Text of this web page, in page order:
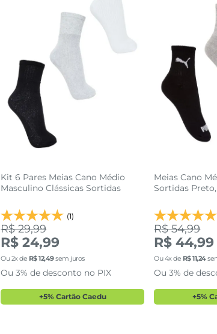
Kit 6 Pares Meias Cano Médio
Masculino Clássicas Sortidas
(1)
R$ 29,99
R$ 24,99
Ou2x de R$12,49sem juros
Ou 3% de desconto no PIX
+5% Cartão Caedu
Meias Cano
Sortidas
R$ 54,99
R$ 44,99
Ou4x de R$11,24
Ou 3% de
+5%
39 AO 43
adicionar a sacola